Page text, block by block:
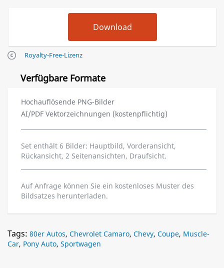
Royalty-Free-Lizenz
Verfügbare Formate
Hochauflösende PNG-Bilder
AI/PDF Vektorzeichnungen (kostenpflichtig)
Set enthält 6 Bilder: Hauptbild, Vorderansicht,
Rückansicht, 2 Seitenansichten, Draufsicht.
Auf Anfrage können Sie ein kostenloses Muster des
Bildsatzes herunterladen.
Tags: 80er Autos, Chevrolet Camaro, Chevy, Coupe, Muscle-
Car, Pony Auto, Sportwagen